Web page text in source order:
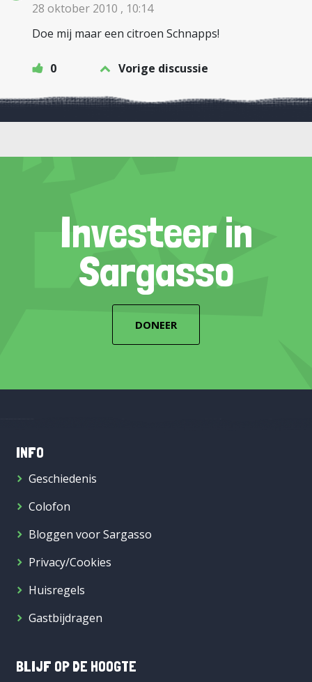
28 oktober 2010 , 10:14
Doe mij maar een citroen Schnapps!
0 Vorige discussie
Investeer in
Sargasso
DONEER
INFO
Geschiedenis
Colofon
Bloggen voor Sargasso
Privacy/Cookies
Huisregels
Gastbijdragen
BLIJF OP DE HOOGTE